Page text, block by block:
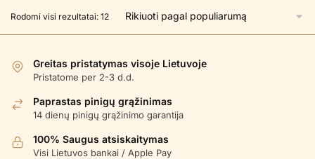
Rodomi visi rezultatai: 12Rūšiuojama
Greitas pristatymas visoje Lietuvoje
Pristatome per 2-3 d.d.
Paprastas pinigų grąžinimas
14 dienų pinigų grąžinimo garantija
100% Saugus atsiskaitymas
Visi Lietuvos bankai / Apple Pay